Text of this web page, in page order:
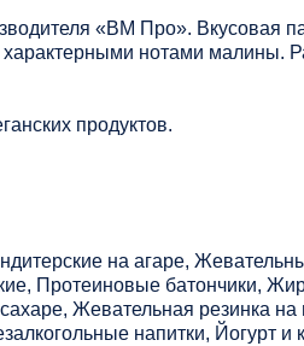
«ВМ Про». Вкусовая
нотами малины.
продуктов.
на агаре,
Протеиновые батончики,
Жевательная резинка
напитки,